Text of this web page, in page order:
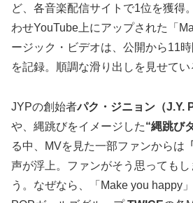
ど、各音楽配信サイトで1位を獲得
わせYouTube上にアップされた「
ージック・ビデオは、公開から11
を記録。順調な滑り出しを見せてい
JYPの創始者パク・ジニョン（J.Y.
や、縄跳びをイメージした“縄跳び
る中、MVを見た一部ファンからは
声が浮上。ファンがそう思っても
う。なぜなら、「Make you happy